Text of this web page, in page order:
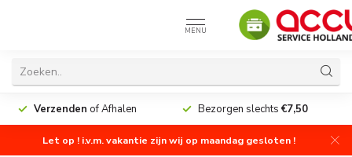
MENU
Verzenden of Afhalen Bezorgen slechts€7,50
Let op ! i.v.m. vakantie zijn wij op maandag gesloten !